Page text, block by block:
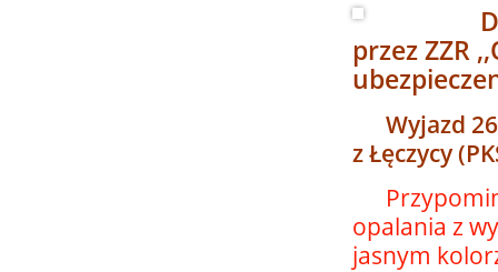
przez ZZR
Wyjazd 26
z Łęczycy
opalania z
jasnym